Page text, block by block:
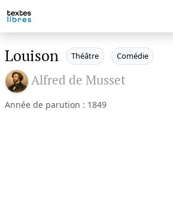
Louison Théâtre Comédie
Alfred de Musset
Année de parution : 1849